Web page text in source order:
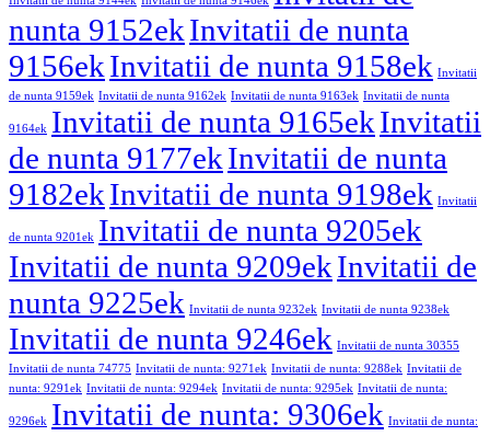
nunta 9152ekInvitatii de nunta
9156ekInvitatii de nunta 9158ek Invitatii
de nunta 9159ek Invitatii de nunta 9162ek Invitatii de nunta 9163ek Invitatii de nunta
9164ek Invitatii de nunta 9165ekInvitatii
de nunta 9177ekInvitatii de nunta
9182ekInvitatii de nunta 9198ek Invitatii
de nunta 9201ek Invitatii de nunta 9205ek
Invitatii de nunta 9209ekInvitatii de
nunta 9225ek Invitatii de nunta 9232ek Invitatii de nunta 9238ek
Invitatii de nunta 9246ek Invitatii de nunta 30355
Invitatii de nunta 74775 Invitatii de nunta: 9271ek Invitatii de nunta: 9288ek Invitatii de
nunta: 9291ek Invitatii de nunta: 9294ek Invitatii de nunta: 9295ek Invitatii de nunta:
9296ek Invitatii de nunta: 9306ek Invitatii de nunta: